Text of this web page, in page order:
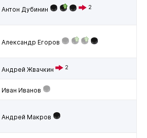
Антон Дубинин 2
Александр Егоров
Андрей Жвачкин 2
Иван Иванов
Андрей Макров